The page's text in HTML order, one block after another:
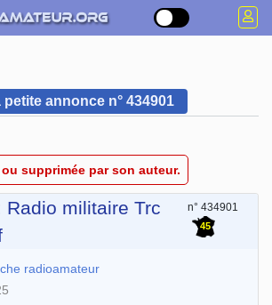
annonce n° 434901
supprimée par son auteur.
Radio militaire Trc
n° 434901
45
radioamateur